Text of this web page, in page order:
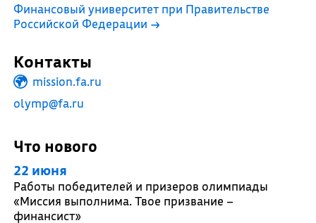
Финансовый университет при Правительстве
Российской Федерации →
Контакты
mission.fa.ru
olymp@fa.ru
Что нового
22 июня
Работы победителей и призеров олимпиады
«Миссия выполнима. Твое призвание –
финансист»